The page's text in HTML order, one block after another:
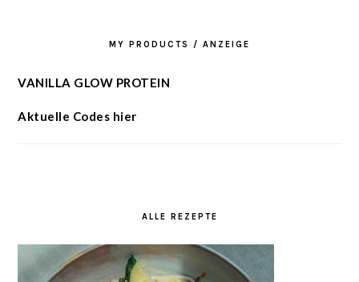
MY PRODUCTS / ANZEIGE
VANILLA GLOW PROTEIN
Aktuelle Codes hier
ALLE REZEPTE